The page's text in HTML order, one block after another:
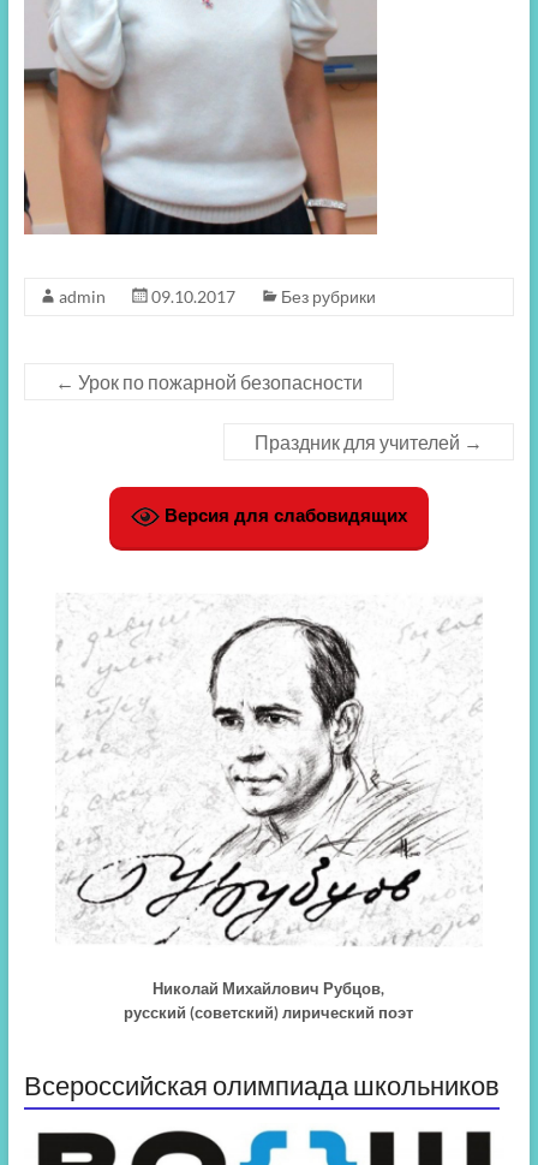
admin 09.10.2017 Без рубрики
← Урок по пожарной безопасности
Праздник для учителей →
Версия для слабовидящих
Николай Михайлович Рубцов,
русский (советский) лирический поэт
Всероссийская олимпиада школьников